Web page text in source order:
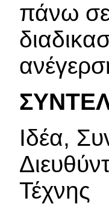
πάνω σε
Ιδέα,
Τέχνης